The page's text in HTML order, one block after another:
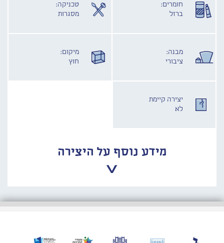
חומרים:
ברזל
טכניקה:
מסגרות
מבנה:
ציבורי
מיקום:
חוץ
יצירה קיימת
לא
מידע נוסף על היצירה